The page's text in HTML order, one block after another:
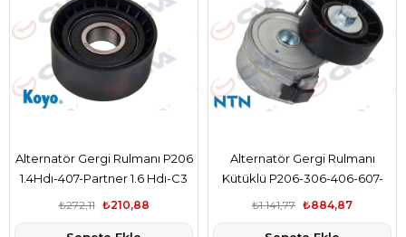
Alternatör Gergi Rulmanı P206
1.4Hdı-407-Partner 1.6 Hdı-C3
1.6 16V-C5 1.6Hdı-Berlıngo 1.6
₺210,88
₺272,11
Alternatör Gergi Rulmanı
Kütüklü P206-306-406-607-
806-Partner-Boxer-C5-
₺884,87
₺1.141,77